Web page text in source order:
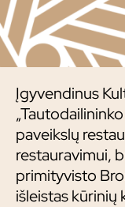
Įgyvendinus
paveikslų
restauravimui,
primityvisto
išleistas